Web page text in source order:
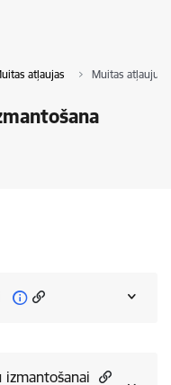
atļaujas Muitas atļauju